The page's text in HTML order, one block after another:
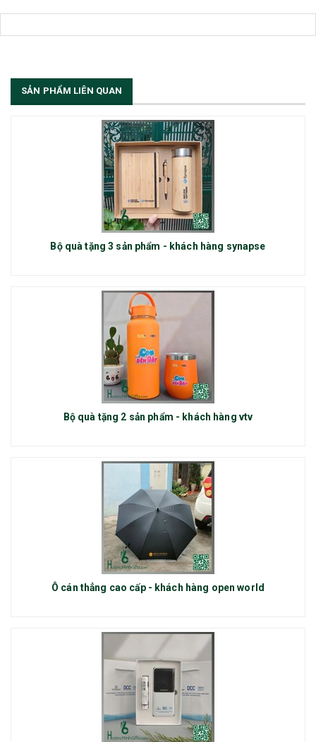
SẢN PHẨM LIÊN QUAN
Bộ quà tặng 3 sản phẩm - khách hàng synapse
Bộ quà tặng 2 sản phẩm - khách hàng vtv
Ô cán thẳng cao cấp - khách hàng open world